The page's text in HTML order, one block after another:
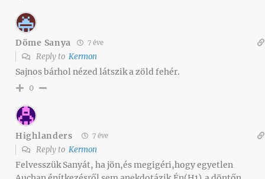
Döme Sanya 7 éve
Reply to Kermon
Sajnos bárhol nézed látszik a zöld fehér.
0
Highlanders 7 éve
Reply to Kermon
Felvesszük Sanyát, ha jön,és megigéri,hogy egyetlen